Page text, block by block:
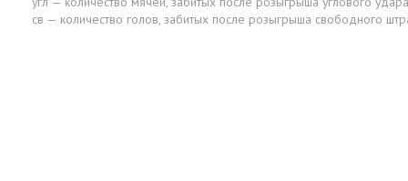
св — количество голов, забитых после розыгрыша свободного